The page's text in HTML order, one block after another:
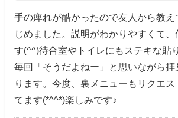
手の痺れが酷かったので友人から教え
じめました。説明がわかりやすくて
す(^^)待合室やトイレにもステキな貼
毎回「そうだよねー」と思いながら拝
ります。今度、裏メニューもリクエ
てます(*^^*)楽しみです♪